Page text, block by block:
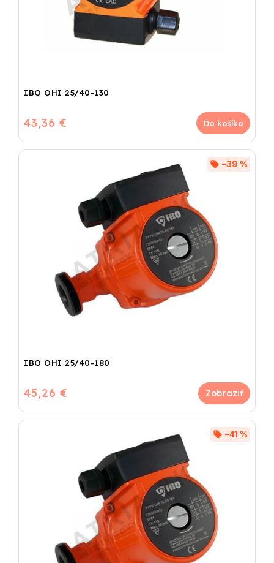
IBO OHI 25/40-130
43,36 € Do košíka
IBO OHI 25/40-180
–39 %
45,26 €
–41 %